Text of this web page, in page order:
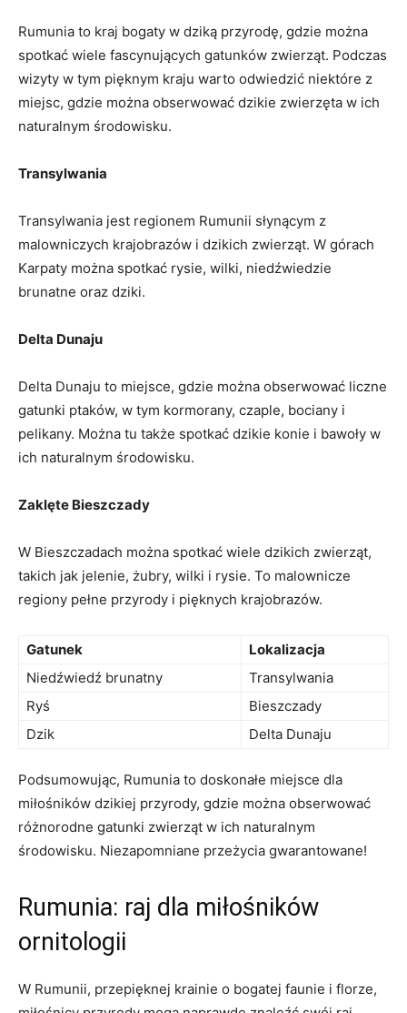
Rumunia to kraj bogaty w dziką przyrodę, gdzie można
spotkać wiele fascynujących gatunków zwierząt. Podczas
wizyty w tym pięknym kraju warto odwiedzić niektóre z
miejsc, gdzie można obserwować dzikie zwierzęta w ich
naturalnym środowisku.
Transylwania
Transylwania jest regionem Rumunii słynącym z
malowniczych krajobrazów i dzikich zwierząt. W górach
Karpaty można spotkać rysie, wilki, niedźwiedzie
brunatne oraz dziki.
Delta Dunaju
Delta Dunaju to miejsce, gdzie można obserwować liczne
gatunki ptaków, w tym kormorany, czaple, bociany i
pelikany. Można tu także spotkać dzikie konie i bawoły w
ich naturalnym środowisku.
Zaklęte Bieszczady
W Bieszczadach można spotkać wiele dzikich zwierząt,
takich jak jelenie, żubry, wilki i rysie. To malownicze
regiony pełne przyrody i pięknych krajobrazów.
Gatunek
Lokalizacja
Niedźwiedź brunatny
Transylwania
Ryś
Bieszczady
Dzik
Delta Dunaju
Podsumowując, Rumunia to doskonałe miejsce dla
miłośników dzikiej przyrody, gdzie można obserwować
różnorodne gatunki zwierząt w ich naturalnym
środowisku. Niezapomniane przeżycia gwarantowane!
Rumunia: raj dla miłośników
ornitologii
W Rumunii, przepięknej krainie o bogatej faunie i florze,